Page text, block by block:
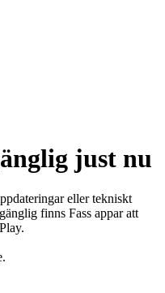
just nu
eller tekniskt
finns Fass appar att